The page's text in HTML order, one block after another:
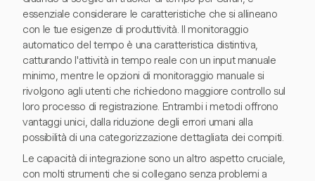
essenziale considerare le caratteristiche che si allineano
con le tue esigenze di produttività. Il monitoraggio
automatico del tempo è una caratteristica distintiva,
catturando l'attività in tempo reale con un input manuale
minimo, mentre le opzioni di monitoraggio manuale si
rivolgono agli utenti che richiedono maggiore controllo sul
loro processo di registrazione. Entrambi i metodi offrono
vantaggi unici, dalla riduzione degli errori umani alla
possibilità di una categorizzazione dettagliata dei compiti.
Le capacità di integrazione sono un altro aspetto cruciale,
con molti strumenti che si collegano senza problemi a